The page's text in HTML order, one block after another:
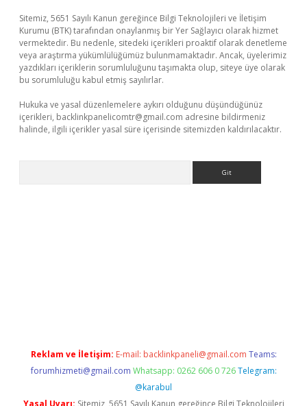
Sitemiz, 5651 Sayılı Kanun gereğince Bilgi Teknolojileri ve İletişim
Kurumu (BTK) tarafından onaylanmış bir Yer Sağlayıcı olarak hizmet
vermektedir. Bu nedenle, sitedeki içerikleri proaktif olarak denetleme
veya araştırma yükümlülüğümüz bulunmamaktadır. Ancak, üyelerimiz
yazdıkları içeriklerin sorumluluğunu taşımakta olup, siteye üye olarak
bu sorumluluğu kabul etmiş sayılırlar.
Hukuka ve yasal düzenlemelere aykırı olduğunu düşündüğünüz
içerikleri, backlinkpanelicomtr@gmail.com adresine bildirmeniz
halinde, ilgili içerikler yasal süre içerisinde sitemizden kaldırılacaktır.
Reklam ve İletişim: E-mail: backlinkpaneli@gmail.com Teams:
forumhizmeti@gmail.com Whatsapp: 0262 606 0 726 Telegram:
@karabul
Yasal Uyarı: Sitemiz, 5651 Sayılı Kanun gereğince Bilgi Teknolojileri